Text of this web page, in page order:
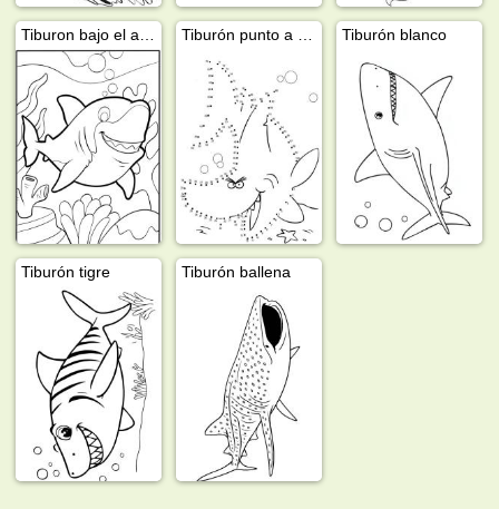
Tiburón blanco
Tiburón tigre Tiburón ballena